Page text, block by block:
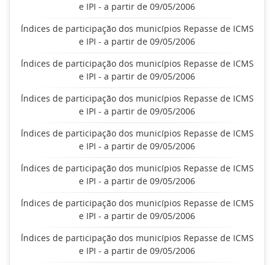
e IPI - a partir de 09/05/2006
Índices de participação dos municípios Repasse de ICMS
e IPI - a partir de 09/05/2006
Índices de participação dos municípios Repasse de ICMS
e IPI - a partir de 09/05/2006
Índices de participação dos municípios Repasse de ICMS
e IPI - a partir de 09/05/2006
Índices de participação dos municípios Repasse de ICMS
e IPI - a partir de 09/05/2006
Índices de participação dos municípios Repasse de ICMS
e IPI - a partir de 09/05/2006
Índices de participação dos municípios Repasse de ICMS
e IPI - a partir de 09/05/2006
Índices de participação dos municípios Repasse de ICMS
e IPI - a partir de 09/05/2006